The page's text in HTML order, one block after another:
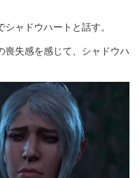
ャドウハートと話す。
喪失感を感じて、シャドウハ